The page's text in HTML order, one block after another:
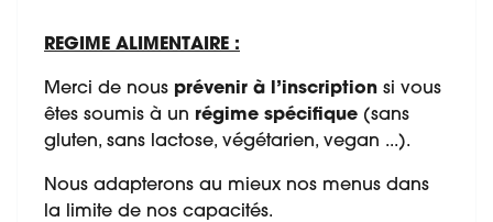
REGIME ALIMENTAIRE :
Merci de nous prévenir à l’inscription si vous
êtes soumis à un régime spécifique (sans
gluten, sans lactose, végétarien, vegan ...).
Nous adapterons au mieux nos menus dans
la limite de nos capacités.